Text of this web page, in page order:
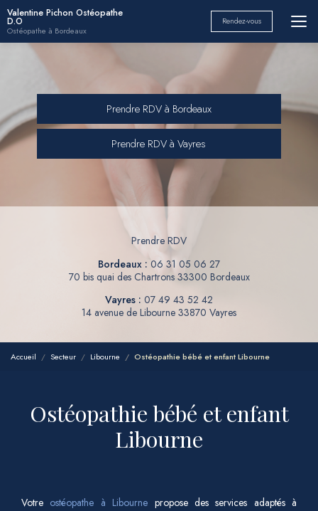
Aller
au
contenu
Valentine Pichon Ostéopathe
D.O
Ostéopathe à Bordeaux
Rendez-vous
Prendre RDV à Bordeaux
Prendre RDV à Vayres
Prendre RDV
Bordeaux : 06 31 05 06 27
70 bis quai des Chartrons 33300 Bordeaux
Vayres : 07 49 43 52 42
14 avenue de Libourne 33870 Vayres
Accueil Secteur Libourne Ostéopathie bébé et enfant Libourne
Ostéopathie bébé et enfant
Libourne
Votre ostéopathe à Libourne propose des services adaptés à